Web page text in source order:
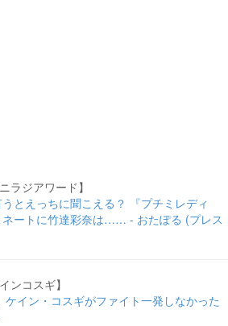
ラジアワード】
とえっちに聞こえる？ 『プチミレディ
ネートに竹達彩奈は…… - おたぽる (プレス
ンコスギ】
ケイン・コスギがファイト一発しなかった